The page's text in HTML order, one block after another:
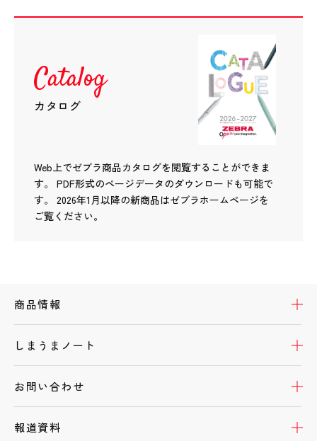
製品情報
Catalog
カタログ
Web上でゼブラ商品カタログを閲覧することができま
す。 PDF形式のページデータのダウンロードも可能で
す。
2026年1月以降の新商品はゼブラホームページを
ご覧ください。
商品情報
しまうまノート
お問い合わせ
報道資料